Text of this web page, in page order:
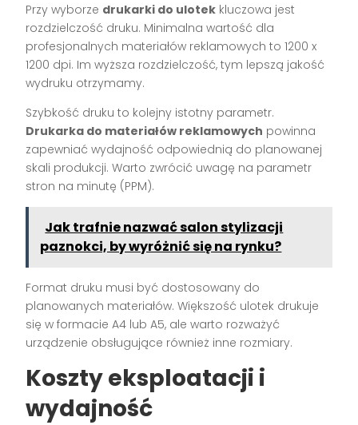
Przy wyborze drukarki do ulotek kluczowa jest
rozdzielczość druku. Minimalna wartość dla
profesjonalnych materiałów reklamowych to 1200 x
1200 dpi. Im wyższa rozdzielczość, tym lepszą jakość
wydruku otrzymamy.
Szybkość druku to kolejny istotny parametr.
Drukarka do materiałów reklamowych powinna
zapewniać wydajność odpowiednią do planowanej
skali produkcji. Warto zwrócić uwagę na parametr
stron na minutę (PPM).
Jak trafnie nazwać salon stylizacji
paznokci, by wyróżnić się na rynku?
Format druku musi być dostosowany do
planowanych materiałów. Większość ulotek drukuje
się w formacie A4 lub A5, ale warto rozważyć
urządzenie obsługujące również inne rozmiary.
Koszty eksploatacji i
wydajność